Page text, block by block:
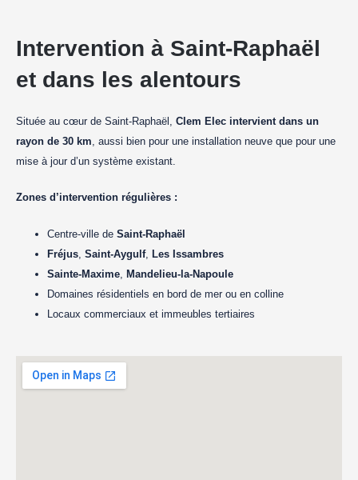
Intervention à Saint-Raphaël
et dans les alentours
Située au cœur de Saint-Raphaël, Clem Elec intervient dans un
rayon de 30 km , aussi bien pour une installation neuve que pour une
mise à jour d’un système existant.
Zones d’intervention régulières :
Centre-ville de Saint-Raphaël
Fréjus, Saint-Aygulf, Les Issambres
Sainte-Maxime, Mandelieu-la-Napoule
Domaines résidentiels en bord de mer ou en colline
Locaux commerciaux et immeubles tertiaires